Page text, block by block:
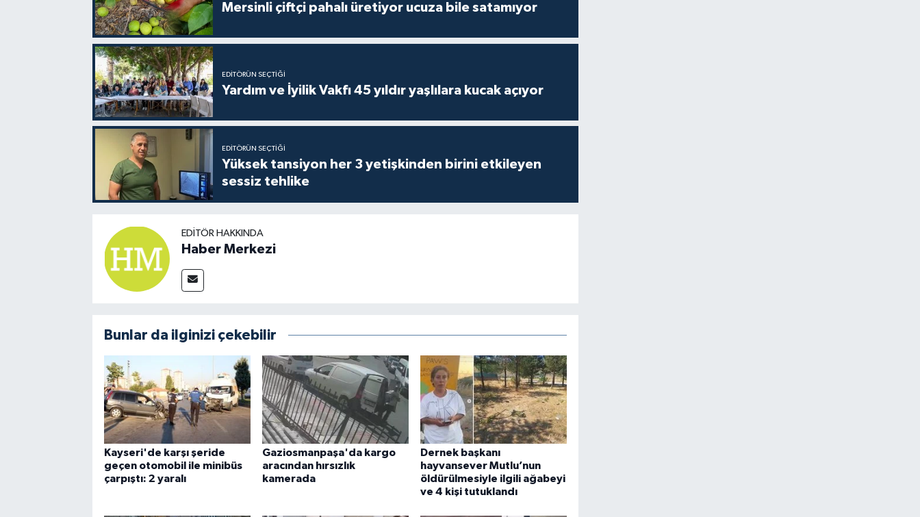
Mersinli çiftçi pahalı üretiyor ucuza bile satamıyor
EDITÖRÜN SEÇTIĞI
Yardım ve İyilik Vakfı 45 yıldır yaşlılara kucak açıyor
EDITÖRÜN SEÇTIĞI
Yüksek tansiyon her 3 yetişkinden birini etkileyen
sessiz tehlike
EDITÖR HAKKINDA
Haber Merkezi
Bunlar da ilginizi çekebilir
Kayseri'de karşı şeride
geçen otomobil ile minibüs
çarpıştı: 2 yaralı
Gaziosmanpaşa'da kargo
aracından hırsızlık
kamerada
Dernek başkanı
hayvansever Mutlu’nun
öldürülmesiyle ilgili ağabeyi
ve 4 kişi tutuklandı